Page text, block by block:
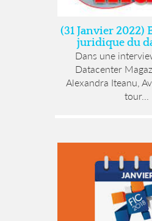
(31 Janvier 2022)
juridique du
Dans une
Datacenter
Alexandra Iteanu,
tour...